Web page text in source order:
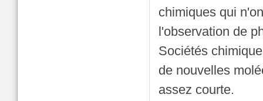
chimiques qui
l'observation de
Sociétés
de nouvelles
assez courte.